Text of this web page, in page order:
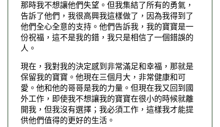
那時我不想讓他們失望。但我集結了所有的勇氣，
告訴了他們，我很高興我這樣做了，因為我得到了
他們全心全意的支持。他們告訴我，我的寶寶是一
份祝福，這不是我的錯，我只是相信了一個錯誤的
人。
現在，我對我的決定感到非常滿足和幸福，那就是
保留我的寶寶。他現在三個月大，非常健康和可
愛。他和他的哥哥是我的力量。但現在我又回到國
外工作，即使我不想讓我的寶寶在很小的時候就離
開我，但我沒有選擇；我必須工作，這樣我才能提
供他們值得的更好的生活。